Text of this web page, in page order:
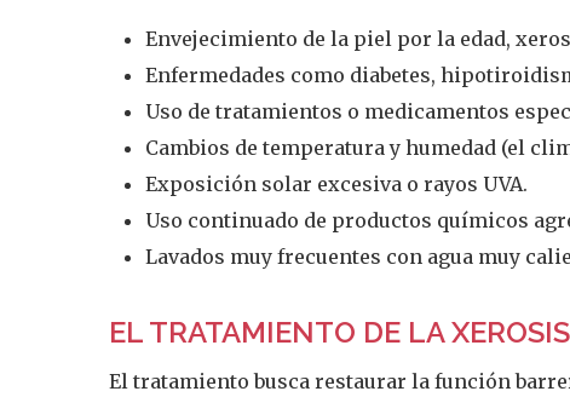
Envejecimiento de la piel por la edad,
Enfermedades como diabetes,
Uso de tratamientos o medicamentos
Cambios de temperatura y humedad (el
Exposición solar excesiva o rayos UVA.
Uso continuado de productos químicos
Lavados muy frecuentes con agua muy
EL TRATAMIENTO DE LA
El tratamiento busca restaurar la función